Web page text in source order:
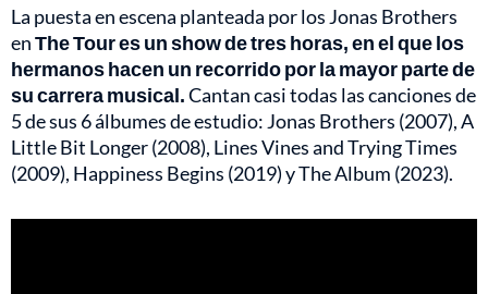
La puesta en escena planteada por los Jonas Brothers
enThe Tour es un show de tres horas, en el que los
hermanos hacen un recorrido por la mayor parte de
su carrera musical.Cantan casi todas las canciones de
5 de sus 6 álbumes de estudio: Jonas Brothers (2007), A
Little Bit Longer (2008), Lines Vines and Trying Times
(2009), Happiness Begins (2019) y The Album (2023).